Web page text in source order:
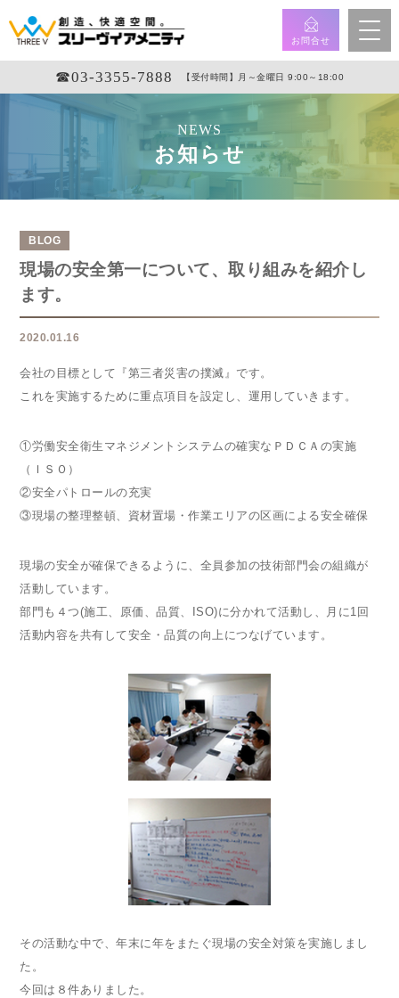
お問合せ
☎︎03-3355-7888 【受付時間】月～金曜日 9:00～18:00
NEWS
お知らせ
BLOG
現場の安全第一について、取り組みを紹介し
ます。
2020.01.16
会社の目標として『第三者災害の撲滅』です。
これを実施するために重点項目を設定し、運用していきます。
①労働安全衛生マネジメントシステムの確実なＰＤＣＡの実施
（ＩＳＯ）
②安全パトロールの充実
③現場の整理整頓、資材置場・作業エリアの区画による安全確保
現場の安全が確保できるように、全員参加の技術部門会の組織が
活動しています。
部門も４つ(施工、原価、品質、ISO)に分かれて活動し、月に1回
活動内容を共有して安全・品質の向上につなげています。
その活動な中で、年末に年をまたぐ現場の安全対策を実施しまし
た。
今回は８件ありました。